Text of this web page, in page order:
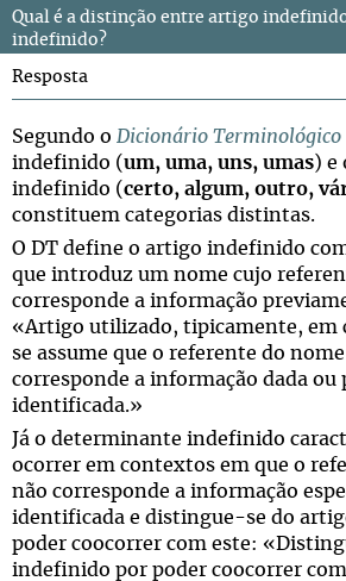
Qual é a distinção entre artigo
indefinido?
Resposta
Segundo o Dicionário Terminológico
indefinido (um, uma, uns, umas) e
indefinido (certo, algum, outro,
constituem categorias distintas.
O DT define o artigo indefinido
que introduz um nome cujo
corresponde a informação
«Artigo utilizado, tipicamente, em
se assume que o referente do
corresponde a informação dada ou
identificada.»
Já o determinante indefinido
ocorrer em contextos em que o
não corresponde a informação
identificada e distingue-se do
poder coocorrer com este:
indefinido por poder coocorrer